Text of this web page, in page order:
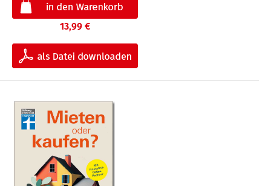
13,99 €